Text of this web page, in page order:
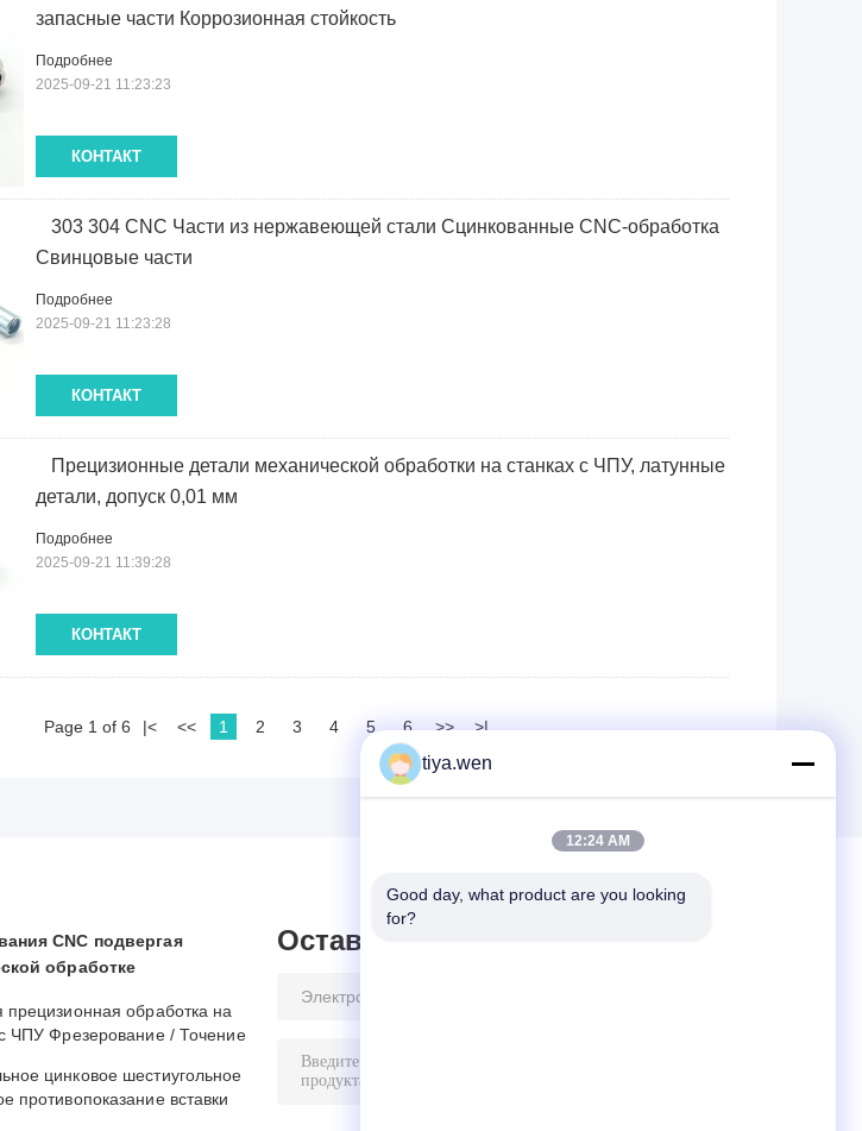
запасные части Коррозионная стойкость
КОНТАКТ
Подробнее
2025-09-21 11:23:23
303 304 CNC Части из нержавеющей стали Сцинкованные CNC-обработка
Свинцовые части
КОНТАКТ
Подробнее
2025-09-21 11:23:28
Прецизионные детали механической обработки на станках с ЧПУ, латунные
детали, допуск 0,01 мм
КОНТАКТ
Подробнее
2025-09-21 11:39:28
Page 1 of 6 |< << 1 2 3 4 5 6 >> >|
CNC подвергая
обработке
прецизионная обработка на
ЧПУ Фрезерование / Точение
цинковое шестиугольное
противопоказание вставки
Оставить сообщение
tiya.wen
12:24 AM
Good day, what product are you looking
for?